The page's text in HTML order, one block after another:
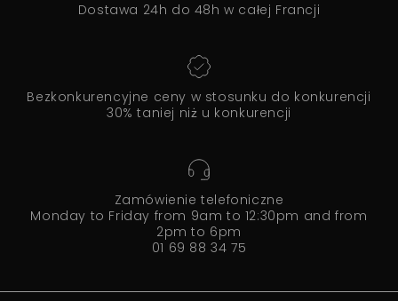
Dostawa 24h do 48h w całej Francji
Bezkonkurencyjne ceny w stosunku do konkurencji
30% taniej niż u konkurencji
Zamówienie telefoniczne
Monday to Friday from 9am to 12:30pm and from
2pm to 6pm
01 69 88 34 75